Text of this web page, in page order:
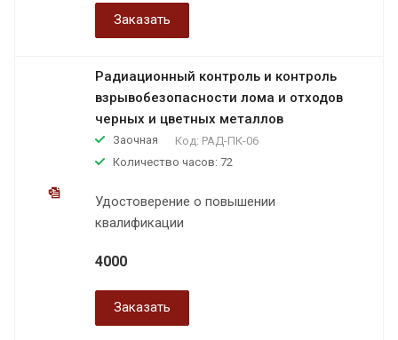
Заказать
Радиационный контроль и контроль
взрывобезопасности лома и отходов
черных и цветных металлов
Заочная Код: РАД-ПК-06
Количество часов: 72
Удостоверение о повышении
квалификации
4000
Заказать